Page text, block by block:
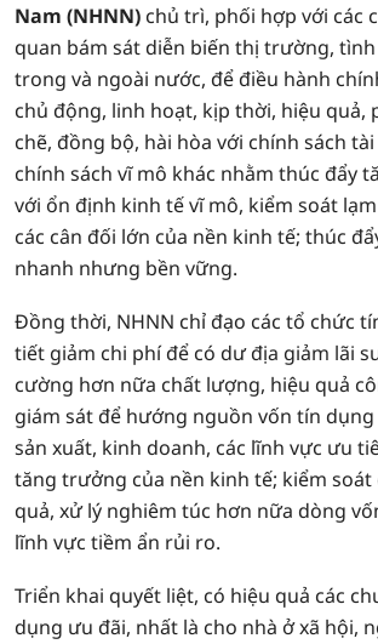
Nam (NHNN) chủ trì, phối hợp với các
quan bám sát diễn biến thị trường,
trong và ngoài nước, để điều hành
chủ động, linh hoạt, kịp thời, hiệu quả,
chẽ, đồng bộ, hài hòa với chính sách
chính sách vĩ mô khác nhằm thúc đẩy
với ổn định kinh tế vĩ mô, kiểm soát
các cân đối lớn của nền kinh tế; thúc
nhanh nhưng bền vững.
Đồng thời, NHNN chỉ đạo các tổ chức
tiết giảm chi phí để có dư địa giảm lãi
cường hơn nữa chất lượng, hiệu quả
giám sát để hướng nguồn vốn tín
sản xuất, kinh doanh, các lĩnh vực ưu
tăng trưởng của nền kinh tế; kiểm soát
quả, xử lý nghiêm túc hơn nữa dòng
lĩnh vực tiềm ẩn rủi ro.
Triển khai quyết liệt, có hiệu quả các
dụng ưu đãi, nhất là cho nhà ở xã hội,